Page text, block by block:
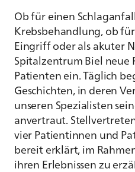
Ob für einen
Krebsbehandlung, ob
Eingriff oder als akuter
Spitalzentrum Biel neue
Patienten ein. Täglich
Geschichten, in deren
unseren Spezialisten
anvertraut.
vier Patientinnen und
bereit erklärt, im
ihren Erlebnissen zu